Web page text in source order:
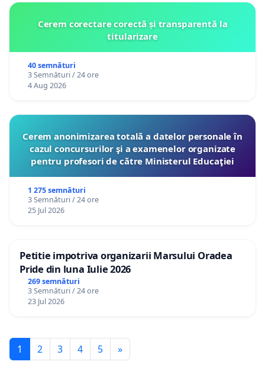
Cerem corectare corectă și transparentă la
titularizare
40 semnături
3 Semnături / 24 ore
4 Aug 2026
Cerem anonimizarea totală a datelor personale în
cazul concursurilor şi a examenelor organizate
pentru profesori de către Ministerul Educaţiei
1 275 semnături
3 Semnături / 24 ore
25 Jul 2026
Petitie impotriva organizarii Marsului Oradea
Pride din luna Iulie 2026
269 semnături
3 Semnături / 24 ore
23 Jul 2026
1 2 3 4 5 »